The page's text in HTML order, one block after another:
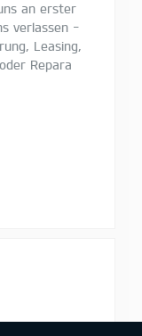
an erster
verlassen -
Leasing,
Repara